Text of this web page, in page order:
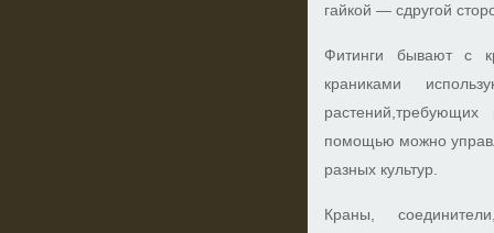
гайкой — сдругой
Фитинги бывают с
краниками
помощью можно
разных культур.
Краны,